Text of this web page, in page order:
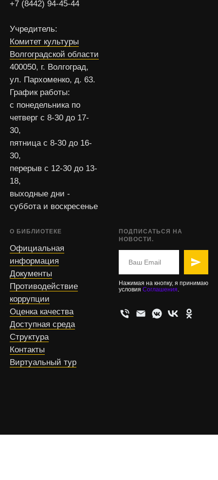
+7 (8442) 94-45-44
Учредитель:
Комитет культуры
Волгоградской области
400050, г. Волгоград,
ул. Пархоменко, д. 63.
График работы:
с понедельника по
четверг с 8-30 до 17-
30,
пятница с 8-30 до 16-
30,
перерыв с 12-30 до 13-
18,
выходные дни -
суббота и воскресенье
О БИБЛИОТЕКЕ
Официальная
информация
Документы
Противодействие
коррупции
Оценка качества
Доступная среда
Структура
Контакты
Виртуальный тур
ПОДПИСАТЬСЯ НА
НОВОСТИ.
Нажимая на кнопку, я принимаю
условия Соглашения.